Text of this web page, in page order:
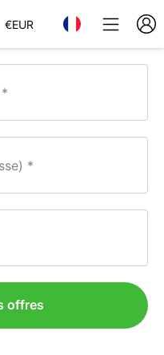
€EUR
offres